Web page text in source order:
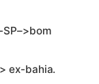
ex-bahia.